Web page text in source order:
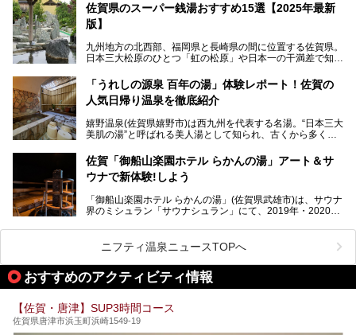
り、「美肌祈願」ができる豊玉姫神社があったりと見どころ
満載。
温泉も日帰り温泉施設から老舗の旅館までバラエティに富ん
でいて、老若男女、家族からカップルまで満喫できます。
時間がゆっくりと流れ、観光も楽しめる嬉野温泉、その中で
も人気の日帰り温泉を紹介します！
泉質はもちろん、施設も充実している所が多く、いくつも回
りたい場所ばかりですよ。
佐賀県のスーパー銭湯おすすめ15選【2025年最新
版】
九州地方の北西部、福岡県と長崎県の間に位置する佐賀県。
日本三大松原のひとつ「虹の松原」や日本一の干満差で知ら
魅力です。有田焼や伊万里焼、唐津焼などのやきものが盛ん
なことでも知られています。
佐賀県にはまた、嬉野温泉や武雄温泉を筆頭に数多くの温泉
と言われるほど。今回は、そんな佐賀県で特におすすめのス
ーパー銭湯をピックアップしました。
「うれしの源泉 百年の湯」体験レポート！佐賀の
人気日帰り温泉を徹底紹介
嬉野温泉(佐賀県嬉野市)は西九州を代表する名湯。“日本三大
美肌の湯”と呼ばれる美人湯として知られ、古くから多くの
中でも「うれしの源泉 百年の湯」は、嬉野温泉では数少な
い日帰り入浴専門施設のひとつ。多くの常連客や観光客に親
しまれています。
今回は、地元九州在住のニフティ温泉ライターである筆者が
「うれしの源泉 百年の湯」を現地体験。定番の大浴場をは
提供元：うれしの源泉 百年の湯【PR】
この記事はうれしの源泉 百年の湯のPRレポート記事です。
佐賀「御船山楽園ホテル らかんの湯」アート＆サ
ウナで新体験!しよう
「御船山楽園ホテル らかんの湯」(佐賀県武雄市)は、サウナ
界のミシュラン「サウナシュラン」にて、2019年・2020
一のサウナと言っても過言ではありません。
今回は、その大注目のサウナと温泉入浴施設を、男女別浴室
ごとに現地取材してきました！ さらには、御船山楽園で同
時開催中のチームラボ作品展も併せてご紹介。アート＆サウ
ナというかつてどこにも無かった組み合わせで、新体験!し
ニフティ温泉ニュースTOPへ
おすすめのアクティビティ情報
【佐賀・唐津】SUP3時間コース
佐賀県唐津市浜玉町浜崎1549-19